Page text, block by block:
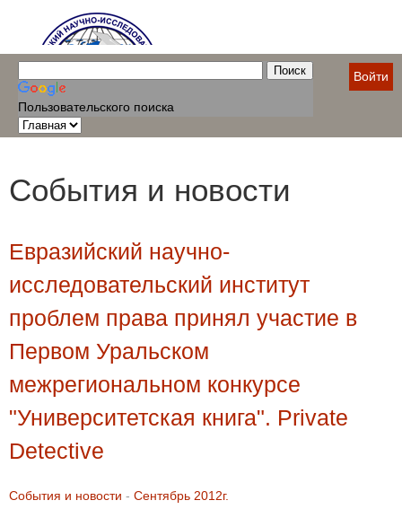
Пользовательского поиска
Войти
События и новости
Евразийский научно-
исследовательский институт
проблем права принял участие в
Первом Уральском
межрегиональном конкурсе
"Университетская книга". Private
Detective
События и новости - Сентябрь 2012г.